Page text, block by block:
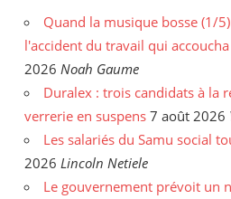
Quand la musique bosse (1/
l'accident du travail qui
2026 Noah Gaume
Duralex : trois candidats à la
verrerie en suspens 7 août 2026
Les salariés du Samu social
2026 Lincoln Netiele
Le gouvernement prévoit un